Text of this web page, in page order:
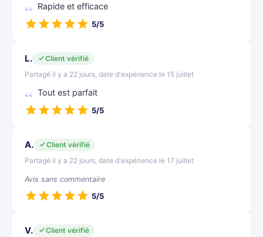
Rapide et efficace
5/5
L.
Client vérifié
Partagé il y a 22 jours, date d'expérience le 15 juillet
Tout est parfait
5/5
A.
Client vérifié
Partagé il y a 22 jours, date d'expérience le 17 juillet
Avis sans commentaire
5/5
V. Client vérifié